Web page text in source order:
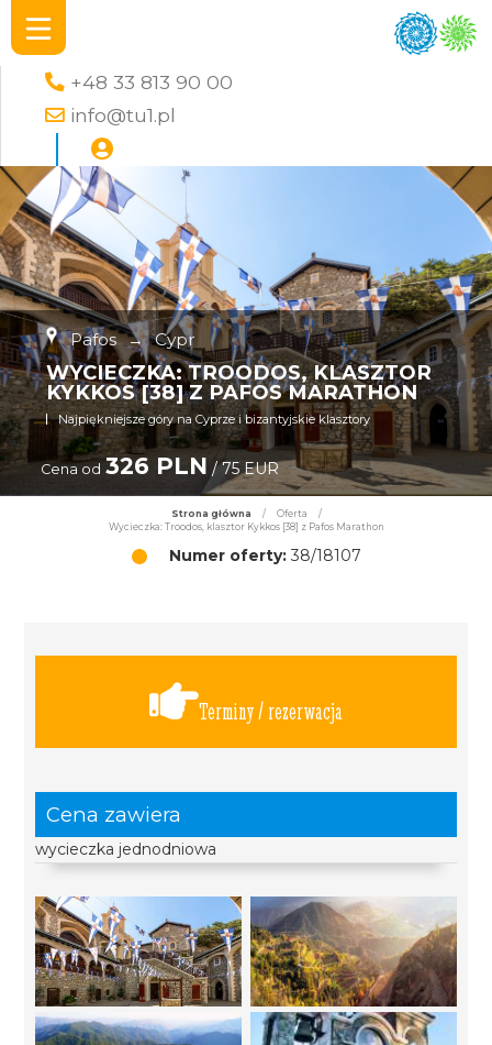
+48 33 813 90 00
info@tu1.pl
Pafos → Cypr
WYCIECZKA: TROODOS, KLASZTOR
KYKKOS [38] Z PAFOS MARATHON
Najpiękniejsze góry na Cyprze i bizantyjskie klasztory
Cena od 326 PLN / 75 EUR
Strona główna / Oferta
/
Wycieczka: Troodos, klasztor Kykkos [38] z Pafos Marathon
Numer oferty:38/18107
Terminy / rezerwacja
Cena zawiera
wycieczka jednodniowa